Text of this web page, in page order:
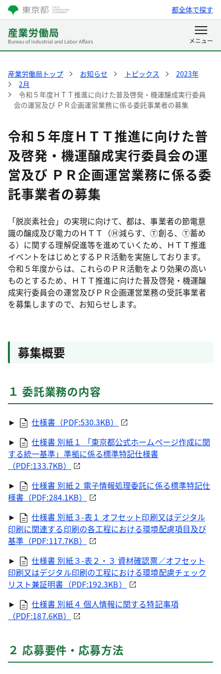
都全体で探す
産業労働局トップ お知らせ トピックス
2023年
2月
令和５年度ＨＴＴ推進に向けた普及啓発・機運醸成実行委員
会の運営及び ＰＲ企画運営業務に係る委託事業者の募集
令和５年度ＨＴＴ推進に向けた普
及啓発・機運醸成実行委員会の運
営及び ＰＲ企画運営業務に係る委
託事業者の募集
「脱炭素社会」の実現に向けて、都は、事業者の節電意
識の醸成及び電力のＨＴＴ（Ⓗ減らす、Ⓣ創る、Ⓣ蓄め
る）に関する理解促進等を進めていくため、ＨＴＴ推進
イベントをはじめとするＰＲ活動を実施しております。
令和５年度からは、これらのＰＲ活動をより効果の高い
ものとするため、ＨＴＴ推進に向けた普及啓発・機運醸
成実行委員会の運営及びＰＲ企画運営業務の受託事業者
を募集しますので、お知らせします。
募集概要
１ 委託業務の内容
►
仕様書（PDF:530.3KB）
►
仕様書 別紙１ 「東京都公式ホームページ作成に関
する統一基準」準拠に係る標準特記仕様書
（PDF:133.7KB）
►
仕様書 別紙２ 電子情報処理委託に係る標準特記仕
様書（PDF:284.1KB）
►
仕様書 別紙３-表１ オフセット印刷又はデジタル
印刷に関連する印刷の各工程における環境配慮項目及び
基準（PDF:117.7KB）
►
仕様書 別紙３-表２・３ 資材確認票／オフセット
印刷又はデジタル印刷の工程における環境配慮チェック
リスト兼証明書（PDF:192.3KB）
►
仕様書 別紙４ 個人情報に関する特記事項
（PDF:187.6KB）
２ 応募要件・応募方法